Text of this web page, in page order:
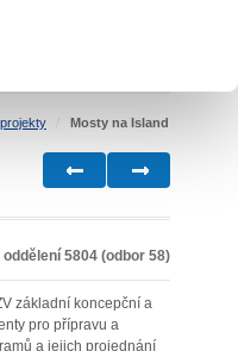
SPOLUPRÁCE
Mosty na Island
oddělení 5804 (odbor 58)
základní koncepční a
pro přípravu a
a jejich projednání